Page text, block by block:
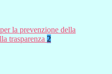
la prevenzione della
trasparenza 2